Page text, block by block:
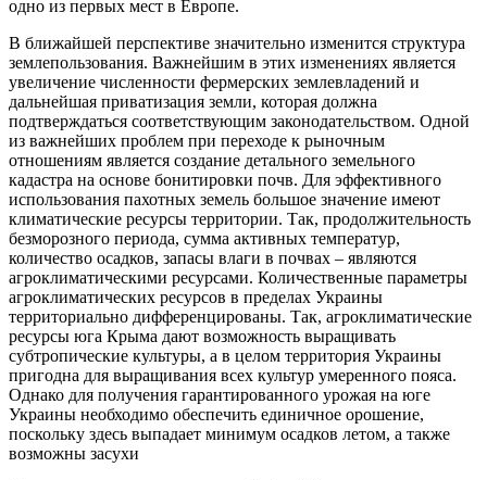
одно из первых мест в Европе.
В ближайшей перспективе значительно изменится структура
землепользования. Важнейшим в этих изменениях является
увеличение численности фермерских землевладений и
дальнейшая приватизация земли, которая должна
подтверждаться соответствующим законодательством. Одной
из важнейших проблем при переходе к рыночным
отношениям является создание детального земельного
кадастра на основе бонитировки почв. Для эффективного
использования пахотных земель большое значение имеют
климатические ресурсы территории. Так, продолжительность
безморозного периода, сумма активных температур,
количество осадков, запасы влаги в почвах – являются
агроклиматическими ресурсами. Количественные параметры
агроклиматических ресурсов в пределах Украины
территориально дифференцированы. Так, агроклиматические
ресурсы юга Крыма дают возможность выращивать
субтропические культуры, а в целом территория Украины
пригодна для выращивания всех культур умеренного пояса.
Однако для получения гарантированного урожая на юге
Украины необходимо обеспечить единичное орошение,
поскольку здесь выпадает минимум осадков летом, а также
возможны засухи